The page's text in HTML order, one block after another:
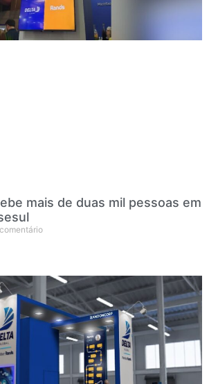
mais de duas mil pessoas em